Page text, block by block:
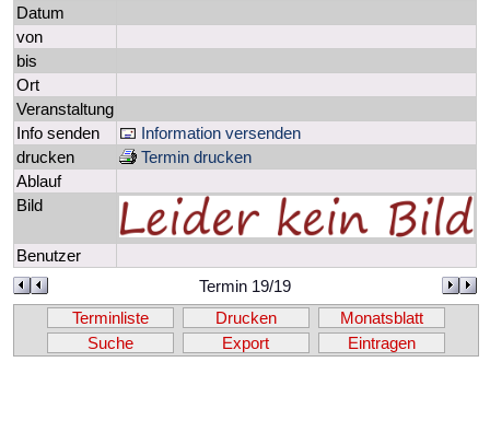
Datum
von
bis
Ort
Veranstaltung
Info senden
Information versenden
drucken
Termin drucken
Ablauf
Bild
Benutzer
Termin 19/19
Terminliste
Drucken
Monatsblatt
Suche
Export Eintragen